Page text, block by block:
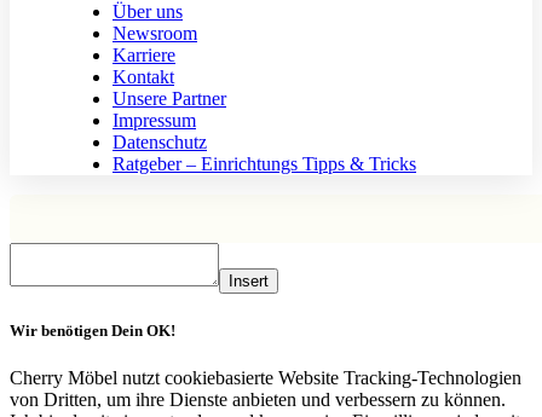
Über uns
Newsroom
Karriere
Kontakt
Unsere Partner
Impressum
Datenschutz
Ratgeber – Einrichtungs Tipps & Tricks
Insert
Wir benötigen Dein OK!
Cherry Möbel nutzt cookiebasierte Website Tracking-Technologien
von Dritten, um ihre Dienste anbieten und verbessern zu können.